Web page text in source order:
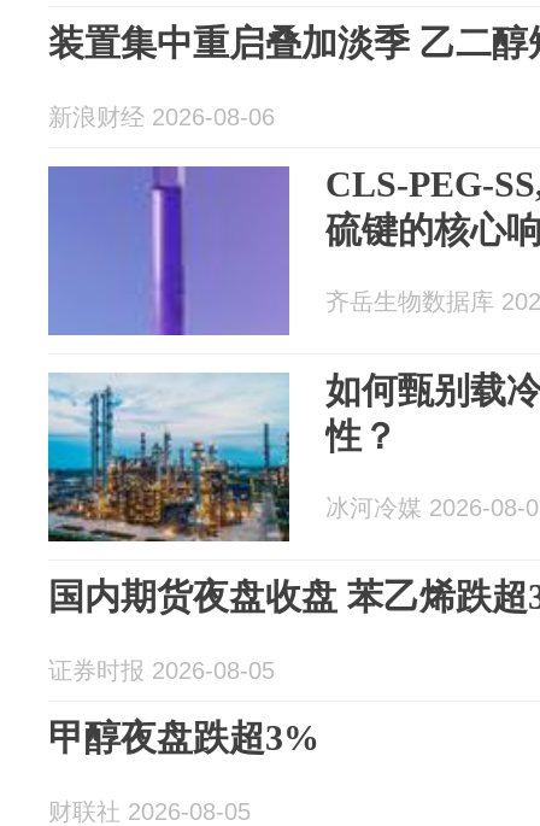
装置集中重启叠加淡季 乙二
新浪财经 2026-08-06
CLS-PEG-
硫键的核心
齐岳生物数据库
如何甄别载
性？
冰河冷媒 2026-08-
国内期货夜盘收盘 苯乙烯跌超
证券时报 2026-08-05
甲醇夜盘跌超3%
财联社 2026-08-05